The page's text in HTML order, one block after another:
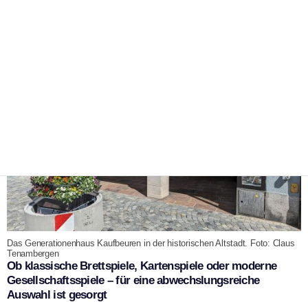
Das Generationenhaus Kaufbeuren in der historischen Altstadt. Foto: Claus
Tenambergen
Ob klassische Brettspiele, Kartenspiele oder moderne
Gesellschaftsspiele – für eine abwechslungsreiche
Auswahl ist gesorgt